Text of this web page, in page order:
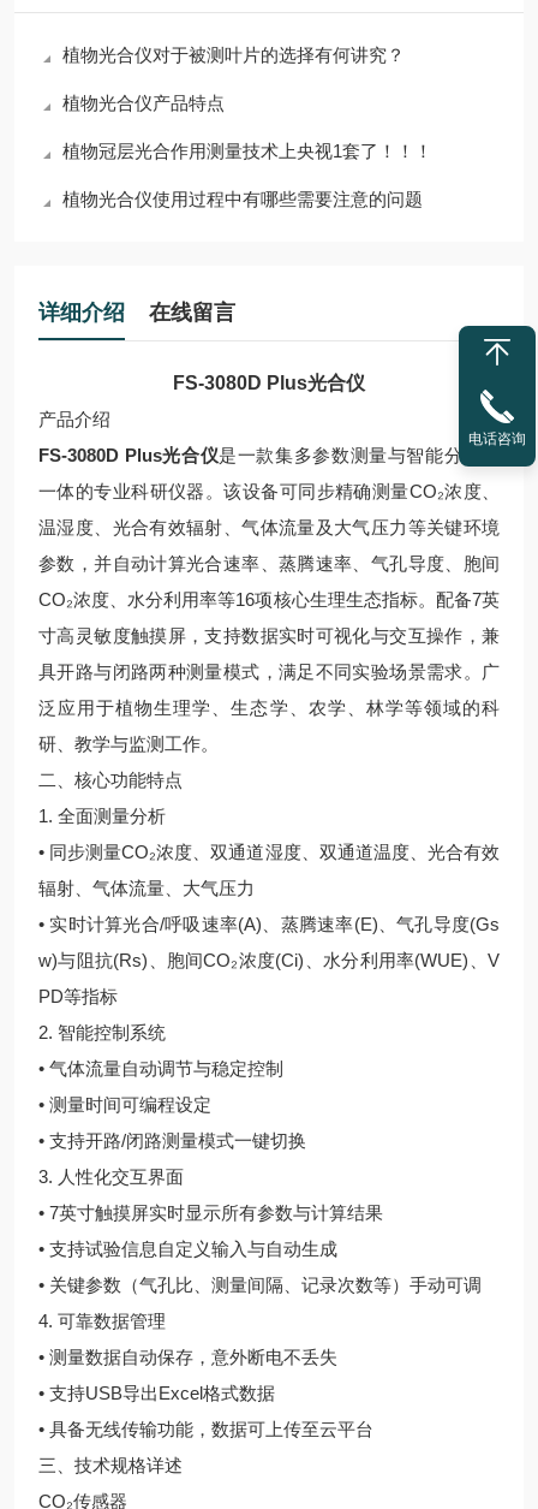
植物光合仪对于被测叶片的选择有何讲究？
植物光合仪产品特点
植物冠层光合作用测量技术上央视1套了！！！
植物光合仪使用过程中有哪些需要注意的问题
详细介绍 在线留言
FS-3080D Plus光合仪
产品介绍
FS-3080D Plus光合仪是一款集多参数测量与智能分析于
一体的专业科研仪器。该设备可同步精确测量CO₂浓度、
温湿度、光合有效辐射、气体流量及大气压力等关键环境
参数，并自动计算光合速率、蒸腾速率、气孔导度、胞间
CO₂浓度、水分利用率等16项核心生理生态指标。配备7英
寸高灵敏度触摸屏，支持数据实时可视化与交互操作，兼
具开路与闭路两种测量模式，满足不同实验场景需求。广
泛应用于植物生理学、生态学、农学、林学等领域的科
研、教学与监测工作。
二、核心功能特点
1. 全面测量分析
• 同步测量CO₂浓度、双通道湿度、双通道温度、光合有效
辐射、气体流量、大气压力
• 实时计算光合/呼吸速率(A)、蒸腾速率(E)、气孔导度(Gs
w)与阻抗(Rs)、胞间CO₂浓度(Ci)、水分利用率(WUE)、V
PD等指标
2. 智能控制系统
• 气体流量自动调节与稳定控制
• 测量时间可编程设定
• 支持开路/闭路测量模式一键切换
3. 人性化交互界面
• 7英寸触摸屏实时显示所有参数与计算结果
• 支持试验信息自定义输入与自动生成
• 关键参数（气孔比、测量间隔、记录次数等）手动可调
4. 可靠数据管理
• 测量数据自动保存，意外断电不丢失
• 支持USB导出Excel格式数据
• 具备无线传输功能，数据可上传至云平台
三、技术规格详述
CO₂传感器
电话咨询